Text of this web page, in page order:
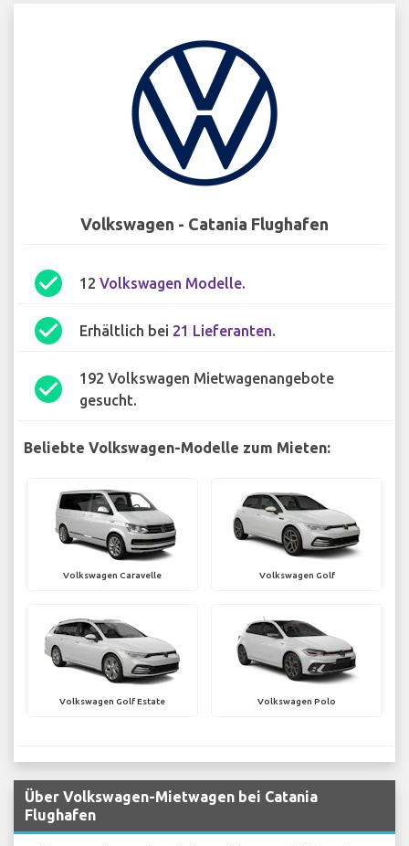
Volkswagen - Catania Flughafen
check_circle 12 Volkswagen Modelle.
check_circle Erhältlich bei 21 Lieferanten.
check_circle
192 Volkswagen Mietwagenangebote
gesucht.
Beliebte Volkswagen-Modelle zum Mieten:
Volkswagen Caravelle Volkswagen Golf
Volkswagen Golf Estate Volkswagen Polo
Über Volkswagen-Mietwagen bei Catania
Flughafen